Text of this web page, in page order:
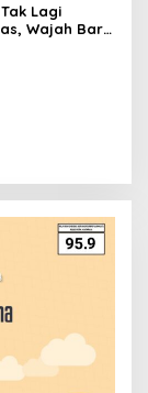
Lagi
Wajah Baru